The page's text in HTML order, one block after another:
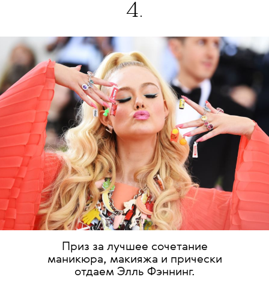
4.
Приз за лучшее сочетание
маникюра, макияжа и прически
отдаем Элль Фэннинг.